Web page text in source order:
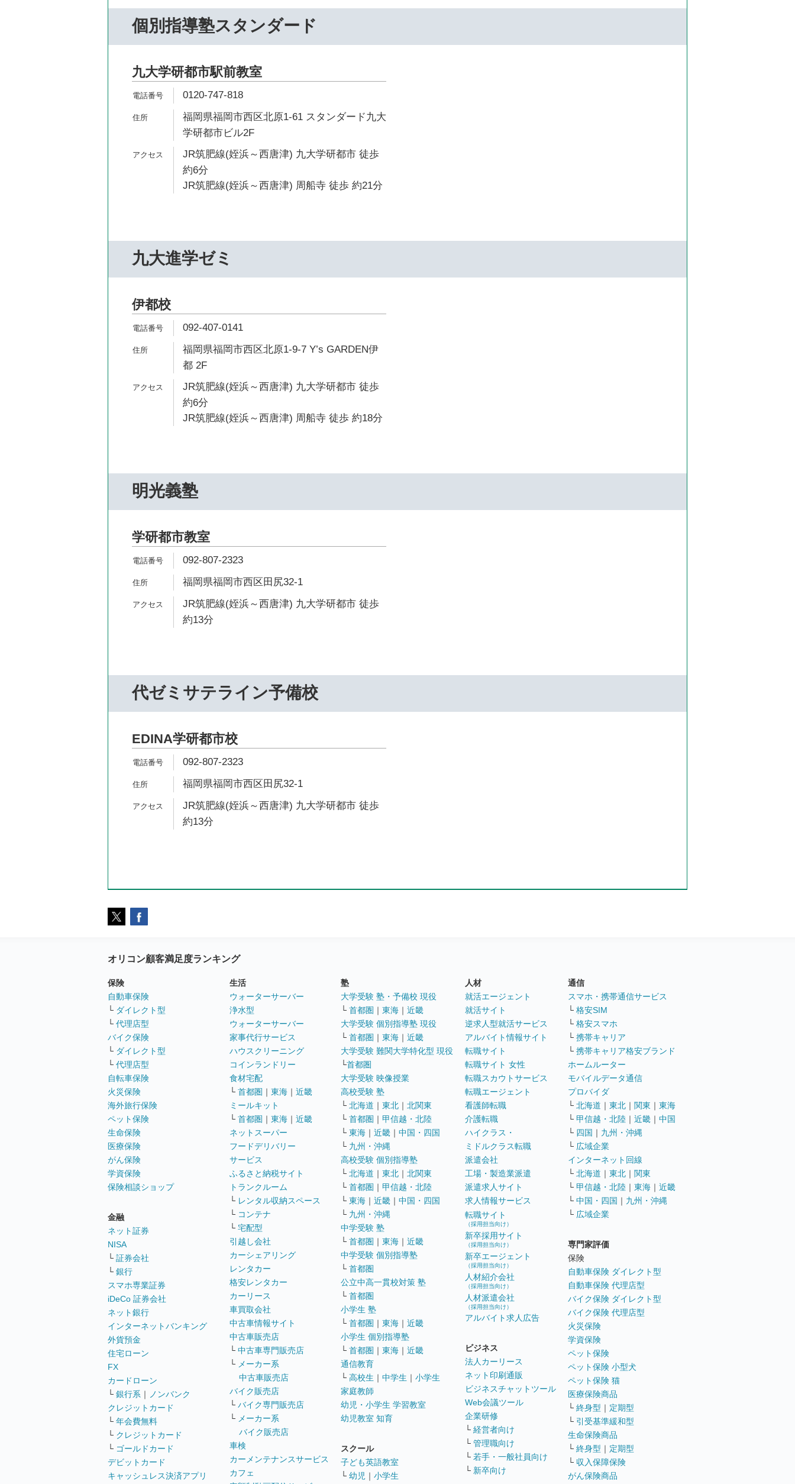
個別指導塾スタンダード
九大学研都市駅前教室
0120-747-818
福岡県福岡市西区北原1-61 スタンダード九大
学研都市ビル2F
JR筑肥線(姪浜～西唐津) 九大学研都市 徒歩
約6分
JR筑肥線(姪浜～西唐津) 周船寺 徒歩 約21分
九大進学ゼミ
伊都校
092-407-0141
福岡県福岡市西区北原1-9-7 Y’s GARDEN伊
都 2F
JR筑肥線(姪浜～西唐津) 九大学研都市 徒歩
約6分
JR筑肥線(姪浜～西唐津) 周船寺 徒歩 約18分
明光義塾
学研都市教室
092-807-2323
福岡県福岡市西区田尻32-1
JR筑肥線(姪浜～西唐津) 九大学研都市 徒歩
約13分
代ゼミサテライン予備校
EDINA学研都市校
092-807-2323
福岡県福岡市西区田尻32-1
JR筑肥線(姪浜～西唐津) 九大学研都市 徒歩
約13分
オリコン顧客満足度ランキング
保険
自動車保険
└ ダイレクト型
└ 代理店型
バイク保険
└ ダイレクト型
└ 代理店型
自転車保険
火災保険
海外旅行保険
ペット保険
生命保険
医療保険
がん保険
学資保険
保険相談ショップ
金融
ネット証券
NISA
└ 証券会社
└ 銀行
スマホ専業証券
iDeCo 証券会社
ネット銀行
インターネットバンキング
外貨預金
住宅ローン
FX
カードローン
└ 銀行系 ｜
ノンバンク
クレジットカード
└ 年会費無料
└ クレジットカード
└ ゴールドカード
デビットカード
キャッシュレス決済アプリ
生活
ウォーターサーバー
浄水型
ウォーターサーバー
家事代行サービス
ハウスクリーニング
コインランドリー
食材宅配
└ 首都圏 ｜ 東海 ｜ 近畿
ミールキット
└ 首都圏 ｜ 東海 ｜ 近畿
ネットスーパー
フードデリバリー
サービス
ふるさと納税サイト
トランクルーム
└ レンタル収納スペース
└ コンテナ
└ 宅配型
引越し会社
カーシェアリング
レンタカー
格安レンタカー
カーリース
車買取会社
中古車情報サイト
中古車販売店
└ 中古車専門販売店
└ メーカー系
中古車販売店
バイク販売店
└ バイク専門販売店
└ メーカー系
バイク販売店
車検
カーメンテナンスサービス
カフェ
塾
大学受験 塾・予備校 現役
└ 首都圏 ｜ 東海 ｜ 近畿
大学受験 個別指導塾 現役
└ 首都圏 ｜ 東海 ｜ 近畿
大学受験 難関大学特化型 現役
└首都圏
大学受験 映像授業
高校受験 塾
└ 北海道 ｜ 東北 ｜ 北関東
└ 首都圏 ｜ 甲信越・北陸
└ 東海 ｜ 近畿 ｜ 中国・四国
└ 九州・沖縄
高校受験 個別指導塾
└ 北海道 ｜ 東北 ｜ 北関東
└ 首都圏 ｜ 甲信越・北陸
└ 東海 ｜ 近畿 ｜ 中国・四国
└ 九州・沖縄
中学受験 塾
└ 首都圏 ｜ 東海 ｜ 近畿
中学受験 個別指導塾
└ 首都圏
公立中高一貫校対策 塾
└ 首都圏
小学生 塾
└ 首都圏 ｜ 東海 ｜ 近畿
小学生 個別指導塾
└ 首都圏 ｜ 東海 ｜ 近畿
通信教育
└ 高校生 ｜ 中学生 ｜ 小学生
家庭教師
幼児・小学生 学習教室
幼児教室 知育
スクール
子ども英語教室
└ 幼児 ｜ 小学生
人材
就活エージェント
就活サイト
逆求人型就活サービス
アルバイト情報サイト
転職サイト
転職サイト 女性
転職スカウトサービス
転職エージェント
看護師転職
介護転職
ハイクラス・
ミドルクラス転職
派遣会社
工場・製造業派遣
派遣求人サイト
求人情報サービス
転職サイト
（採用担当向け）
新卒採用サイト
（採用担当向け）
新卒エージェント
（採用担当向け）
人材紹介会社
（採用担当向け）
人材派遣会社
（採用担当向け）
アルバイト求人広告
ビジネス
法人カーリース
ネット印刷通販
ビジネスチャットツール
Web会議ツール
企業研修
└ 経営者向け
└ 管理職向け
└ 若手・一般社員向け
└ 新卒向け
通信
スマホ・携帯通信サービス
└ 格安SIM
└ 格安スマホ
└ 携帯キャリア
└ 携帯キャリア格安ブランド
ホームルーター
モバイルデータ通信
プロバイダ
└ 北海道 ｜ 東北 ｜ 関東 ｜ 東海
└ 甲信越・北陸 ｜ 近畿 ｜ 中国
└ 四国 ｜ 九州・沖縄
└ 広域企業
インターネット回線
└ 北海道 ｜ 東北 ｜ 関東
└ 甲信越・北陸 ｜ 東海 ｜ 近畿
└ 中国・四国 ｜ 九州・沖縄
└ 広域企業
専門家評価
保険
自動車保険 ダイレクト型
自動車保険 代理店型
バイク保険 ダイレクト型
バイク保険 代理店型
火災保険
学資保険
ペット保険
ペット保険 小型犬
ペット保険 猫
医療保険商品
└ 終身型 ｜ 定期型
└ 引受基準緩和型
生命保険商品
└ 終身型 ｜ 定期型
└ 収入保障保険
がん保険商品